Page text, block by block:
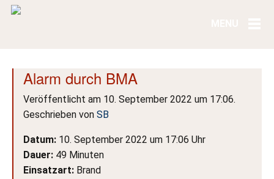
Alarm durch BMA
Veröffentlicht am 10. September 2022 um 17:06.
Geschrieben von SB
Datum: 10. September 2022 um 17:06 Uhr
Dauer: 49 Minuten
Einsatzart: Brand